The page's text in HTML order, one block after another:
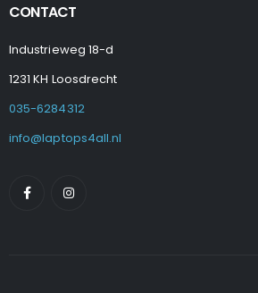
CONTACT
Industrieweg 18-d
1231 KH Loosdrecht
035-6284312
info@laptops4all.nl